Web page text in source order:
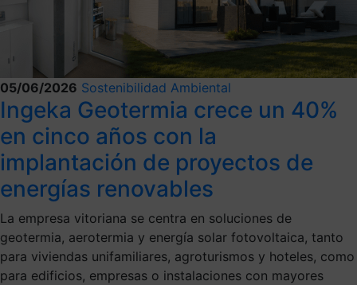
05/06/2026 Sostenibilidad Ambiental
Ingeka Geotermia crece un 40%
en cinco años con la
implantación de proyectos de
energías renovables
La empresa vitoriana se centra en soluciones de
geotermia, aerotermia y energía solar fotovoltaica, tanto
para viviendas unifamiliares, agroturismos y hoteles, como
para edificios, empresas o instalaciones con mayores